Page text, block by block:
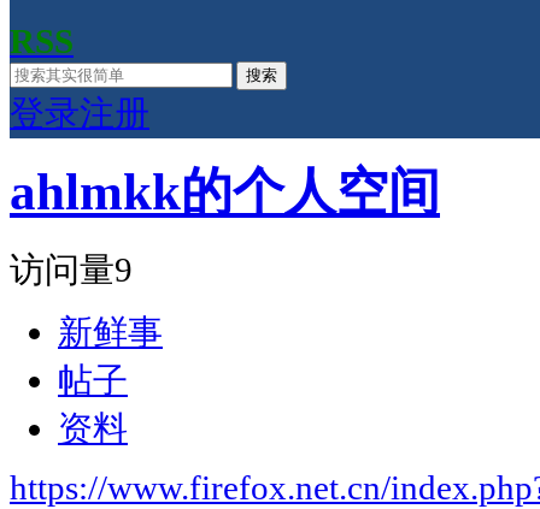
RSS
搜索
登录注册
ahlmkk的个人空间
访问量9
新鲜事
帖子
资料
https://www.firefox.net.cn/